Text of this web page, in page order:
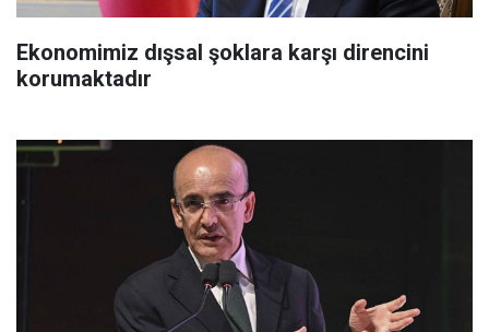
Ekonomimiz dışsal şoklara karşı direncini
korumaktadır